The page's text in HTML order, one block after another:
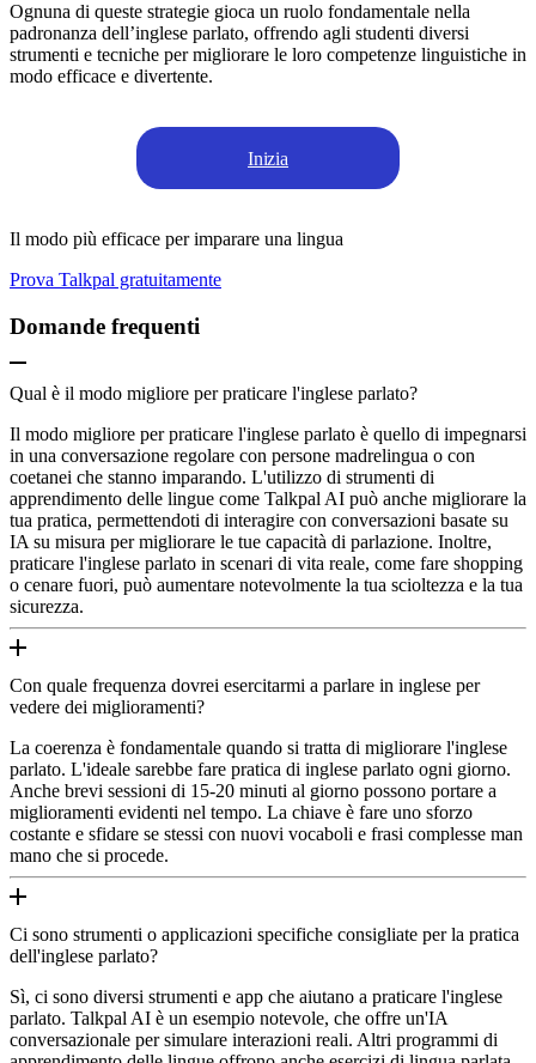
Ognuna di queste strategie gioca un ruolo fondamentale nella
padronanza dell’inglese parlato, offrendo agli studenti diversi
strumenti e tecniche per migliorare le loro competenze linguistiche in
modo efficace e divertente.
Inizia
Il modo più efficace per imparare una lingua
Prova Talkpal gratuitamente
Domande frequenti
Qual è il modo migliore per praticare l'inglese parlato?
Il modo migliore per praticare l'inglese parlato è quello di impegnarsi
in una conversazione regolare con persone madrelingua o con
coetanei che stanno imparando. L'utilizzo di strumenti di
apprendimento delle lingue come Talkpal AI può anche migliorare la
tua pratica, permettendoti di interagire con conversazioni basate su
IA su misura per migliorare le tue capacità di parlazione. Inoltre,
praticare l'inglese parlato in scenari di vita reale, come fare shopping
o cenare fuori, può aumentare notevolmente la tua scioltezza e la tua
sicurezza.
Con quale frequenza dovrei esercitarmi a parlare in inglese per
vedere dei miglioramenti?
La coerenza è fondamentale quando si tratta di migliorare l'inglese
parlato. L'ideale sarebbe fare pratica di inglese parlato ogni giorno.
Anche brevi sessioni di 15-20 minuti al giorno possono portare a
miglioramenti evidenti nel tempo. La chiave è fare uno sforzo
costante e sfidare se stessi con nuovi vocaboli e frasi complesse man
mano che si procede.
Ci sono strumenti o applicazioni specifiche consigliate per la pratica
dell'inglese parlato?
Sì, ci sono diversi strumenti e app che aiutano a praticare l'inglese
parlato. Talkpal AI è un esempio notevole, che offre un'IA
conversazionale per simulare interazioni reali. Altri programmi di